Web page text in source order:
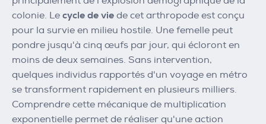
colonie. Le cycle de vie de cet arthropode est conçu
pour la survie en milieu hostile. Une femelle peut
pondre jusqu'à cinq œufs par jour, qui écloront en
moins de deux semaines. Sans intervention,
quelques individus rapportés d'un voyage en métro
se transforment rapidement en plusieurs milliers.
Comprendre cette mécanique de multiplication
exponentielle permet de réaliser qu'une action